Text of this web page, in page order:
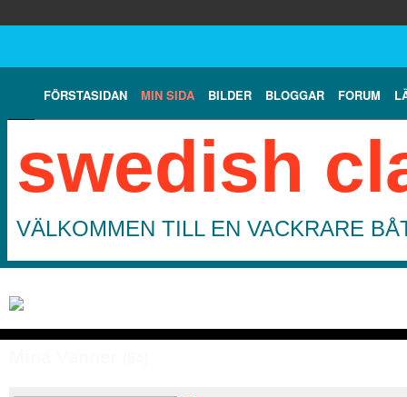
FÖRSTASIDAN MIN SIDA BILDER BLOGGAR FORUM
swedish
VÄLKOMMEN TILL EN VACKRARE